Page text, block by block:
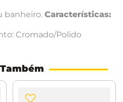
banheiro. Características:
Cromado/Polido